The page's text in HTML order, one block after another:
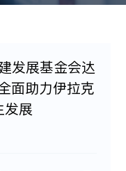
发展基金会达
面助力伊拉克
发展